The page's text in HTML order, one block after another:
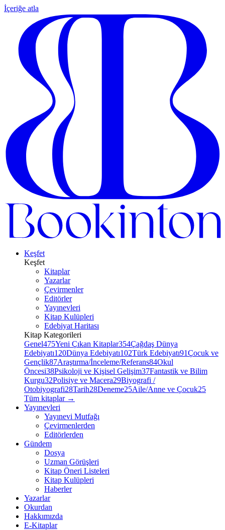
İçeriğe atla
Keşfet
Keşfet
Kitaplar
Yazarlar
Çevirmenler
Editörler
Yayınevleri
Kitap Kulüpleri
Edebiyat Haritası
Kitap Kategorileri
Genel475Yeni Çıkan Kitaplar354Çağdaş Dünya
Edebiyatı120Dünya Edebiyatı102Türk Edebiyatı91Çocuk ve
Gençlik87Araştırma/İnceleme/Referans84Okul
Öncesi38Psikoloji ve Kişisel Gelişim37Fantastik ve Bilim
Kurgu32Polisiye ve Macera29Biyografi /
Otobiyografi28Tarih28Deneme25Aile/Anne ve Çocuk25
Tüm kitaplar →
Yayınevleri
Yayınevi Mutfağı
Çevirmenlerden
Editörlerden
Gündem
Dosya
Uzman Görüşleri
Kitap Öneri Listeleri
Kitap Kulüpleri
Haberler
Yazarlar
Okurdan
Hakkımızda
E-Kitaplar